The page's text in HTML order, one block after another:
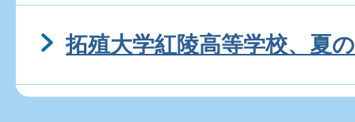
拓殖大学紅陵高等学校、夏